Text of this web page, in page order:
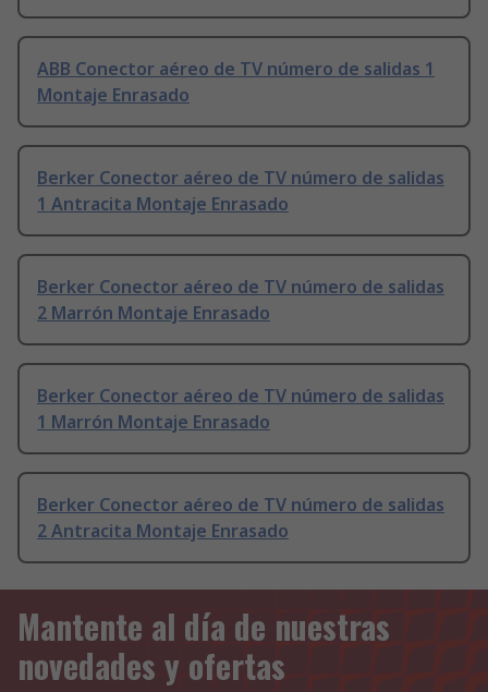
ABB Conector aéreo de TV número de salidas 1
Montaje Enrasado
Berker Conector aéreo de TV número de salidas
1 Antracita Montaje Enrasado
Berker Conector aéreo de TV número de salidas
2 Marrón Montaje Enrasado
Berker Conector aéreo de TV número de salidas
1 Marrón Montaje Enrasado
Berker Conector aéreo de TV número de salidas
2 Antracita Montaje Enrasado
Mantente al día de nuestras
novedades y ofertas